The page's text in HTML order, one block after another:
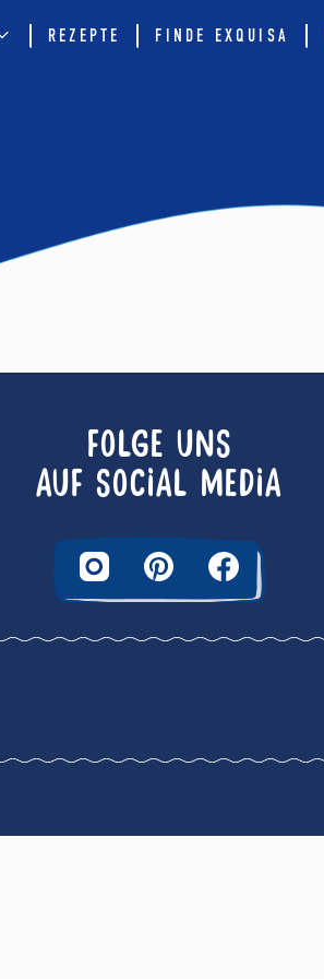
REZEPTE FINDE EXQUISA
FOLGE UNS
AUF SOCIAL MEDIA